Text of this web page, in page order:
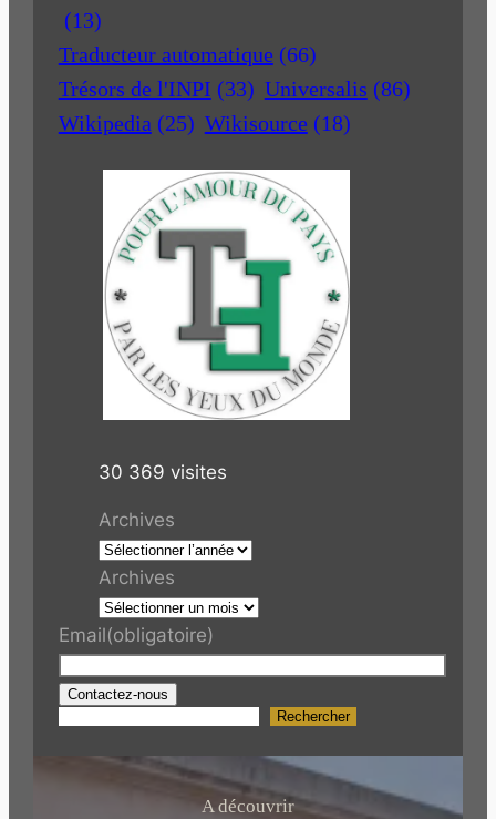
(13)
Traducteur automatique (66)
Trésors de l'INPI (33) Universalis (86)
Wikipedia (25) Wikisource (18)
30 369 visites
Archives
Archives
Email(obligatoire)
Contactez-nous
Rechercher
A découvrir